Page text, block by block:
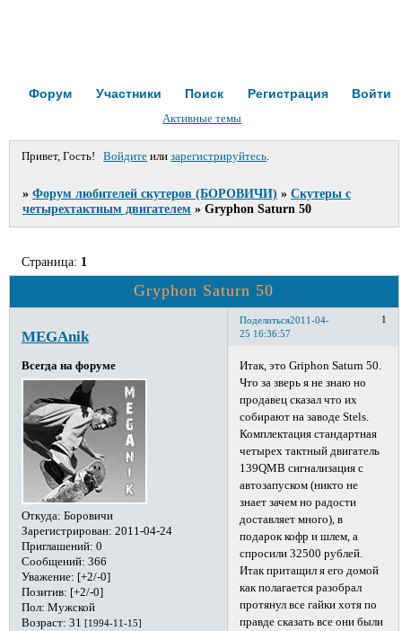
Форум Участники Поиск Регистрация Войти
Активные темы
Привет, Гость! Войдите илизарегистрируйтесь.
»Форум любителей скутеров (БОРОВИЧИ) »Cкутеры с
четырехтактным двигателем »Gryphon Saturn 50
Gryphon Saturn 50
Страница: 1
Поделиться 1
2011-04-
25 16:36:57
MEGAnik
Всегда на форуме
Откуда: Боровичи
Зарегистрирован: 2011-04-24
Приглашений: 0
Сообщений: 366
Уважение: [+2/-0]
Позитив: [+2/-0]
Пол: Мужской
Возраст: 31 [1994-11-15]
Итак, это Griphon Saturn 50.
Что за зверь я не знаю но
продавец сказал что их
собирают на заводе Stels.
Комплектация стандартная
четырех тактный двигатель
139QMB сигнализация с
автозапуском (никто не
знает зачем но радости
доставляет много), в
подарок кофр и шлем, а
спросили 32500 рублей.
Итак притащил я его домой
как полагается разобрал
протянул все гайки хотя по
правде сказать все они были